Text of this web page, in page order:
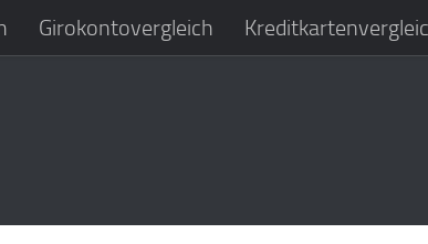
Girokontovergleich